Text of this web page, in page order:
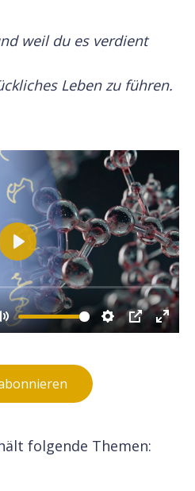
weil du es verdient
Leben zu führen.
folgende Themen: